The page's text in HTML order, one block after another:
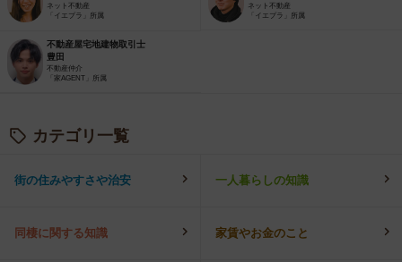
ネット不動産
「イエプラ」所属
ネット不動産
「イエプラ」所属
不動産屋宅地建物取引士
豊田
不動産仲介
「家AGENT」所属
カテゴリ一覧
街の住みやすさや治安 一人暮らしの知識
同棲に関する知識 家賃やお金のこと